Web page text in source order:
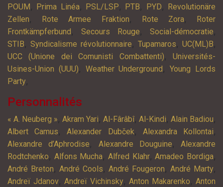
POUM , Prima Linéa, PSL/LSP, PTB, PYD,
Revolutionäre
Zellen, Rote Armee Fraktion, Rote Zora,
Roter
Frontkämpferbund , Secours Rouge, Social-démocratie,
STIB, Syndicalisme révolutionnaire, Tupamaros, UC(ML)B,
UCC (Unione dei Comunisti Combattenti),Universités-
Usines-Union (UUU), Weather Underground ,Young Lords
Party,
Personnalités
« A. Neuberg », Akram Yari, Al-Fârâbî, Al-Kindi, Alain Badiou,
Albert Camus,Alexander Dubček, Alexandra Kollontai,
Alexandre d’Aphrodise, Alexandre Douguine, Alexandre
Rodtchenko, Alfons Mucha,Alfred Klahr,Amadeo Bordiga,
André Breton, André Cools, André Fougeron, André Marty,
Andreï Jdanov, Andreï Vichinsky, Anton Makarenko, Anton